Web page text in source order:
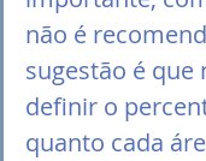
não é
sugestão é que
definir o
quanto cada